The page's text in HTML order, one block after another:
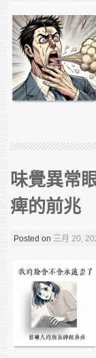
味覺異常
痺的前兆
Posted on 三月 20,